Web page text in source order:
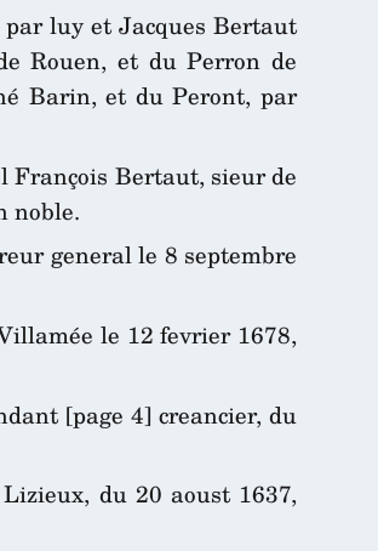
luy et Jacques Bertaut
Rouen, et du Perron de
Barin, et du Peront, par
François Bertaut, sieur de
noble.
general le 8 septembre
le 12 fevrier 1678,
[page 4] creancier, du
du 20 aoust 1637,